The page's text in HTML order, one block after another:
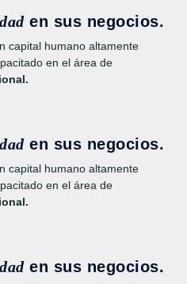
en sus negocios.
capital humano altamente
en el área de
en sus negocios.
capital humano altamente
en el área de
en sus negocios.